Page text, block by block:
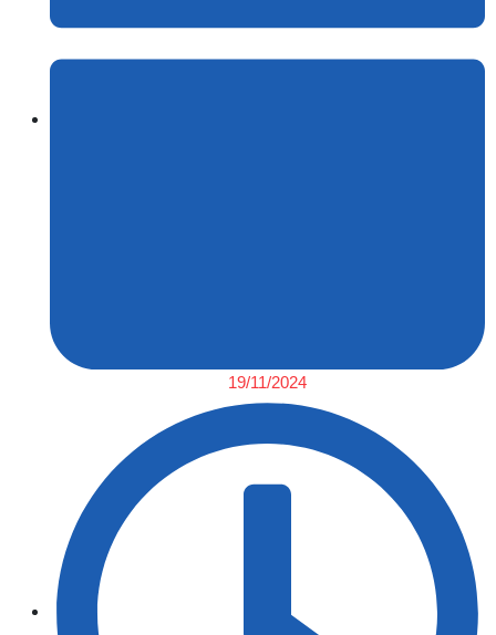
19/11/2024